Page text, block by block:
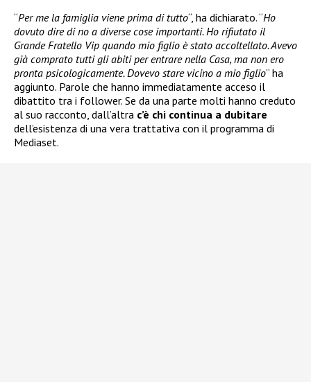
“Per me la famiglia viene prima di tutto“, ha dichiarato. “Ho
dovuto dire di no a diverse cose importanti. Ho rifiutato il
Grande Fratello Vip quando mio figlio è stato accoltellato. Avevo
già comprato tutti gli abiti per entrare nella Casa, ma non ero
pronta psicologicamente. Dovevo stare vicino a mio figlio” ha
aggiunto. Parole che hanno immediatamente acceso il
dibattito tra i follower. Se da una parte molti hanno creduto
al suo racconto, dall’altra c’è chi continua a dubitare
dell’esistenza di una vera trattativa con il programma di
Mediaset.